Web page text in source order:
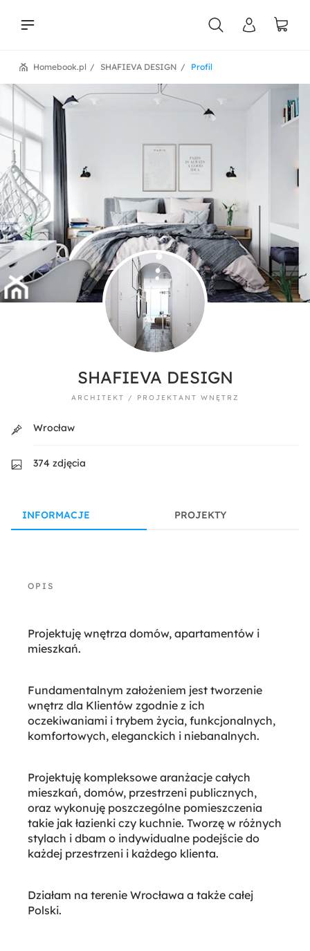
Profil
SHAFIEVA DESIGN
Homebook.pl
SHAFIEVA DESIGN
ARCHITEKT / PROJEKTANT WNĘTRZ
Wrocław
374 zdjęcia
INFORMACJE PROJEKTY
Projektuję wnętrza domów, apartamentów i
mieszkań.
Fundamentalnym założeniem jest tworzenie
wnętrz dla Klientów zgodnie z ich
oczekiwaniami i trybem życia, funkcjonalnych,
komfortowych, eleganckich i niebanalnych.
Projektuję kompleksowe aranżacje całych
mieszkań, domów, przestrzeni publicznych,
oraz wykonuję poszczególne pomieszczenia
takie jak łazienki czy kuchnie. Tworzę w różnych
stylach i dbam o indywidualne podejście do
każdej przestrzeni i każdego klienta.
Działam na terenie Wrocława a także całej
Polski.